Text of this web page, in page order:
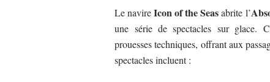
Le navireIcon of the Seasabrite l’
une série de spectacles sur glace.
prouesses techniques, offrant aux
spectacles incluent :